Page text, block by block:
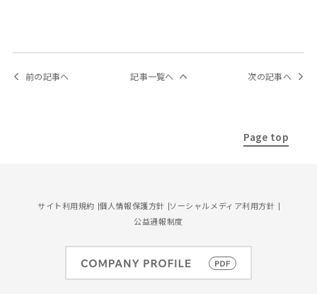
前の記事へ 記事一覧へ 次の記事へ
Page top
サイト利用規約 個人情報保護方針 ソーシャルメディア利用方針
公益通報制度